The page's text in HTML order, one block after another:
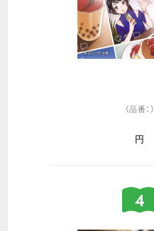
（品番：）
円